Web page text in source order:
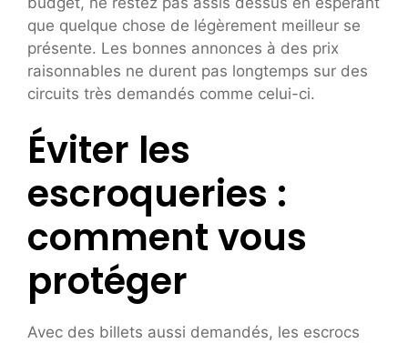
que quelque chose de légèrement meilleur se
présente. Les bonnes annonces à des prix
raisonnables ne durent pas longtemps sur des
circuits très demandés comme celui-ci.
Éviter les
escroqueries :
comment vous
protéger
Avec des billets aussi demandés, les escrocs